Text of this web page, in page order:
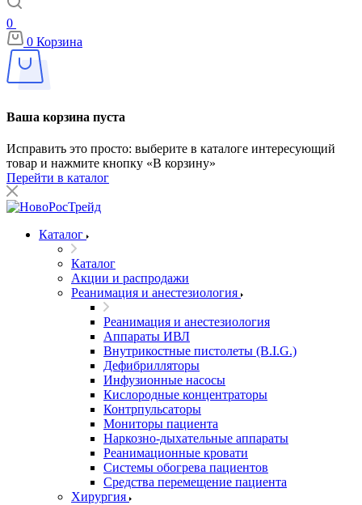
0
0 Корзина
Ваша корзина пуста
Исправить это просто: выберите в каталоге интересующий
товар и нажмите кнопку «В корзину»
Перейти в каталог
Каталог
Каталог
Акции и распродажи
Реанимация и анестезиология
Реанимация и анестезиология
Аппараты ИВЛ
Внутрикостные пистолеты (B.I.G.)
Дефибрилляторы
Инфузионные насосы
Кислородные концентраторы
Контрпульсаторы
Мониторы пациента
Наркозно-дыхательные аппараты
Реанимационные кровати
Системы обогрева пациентов
Средства перемещение пациента
Хирургия